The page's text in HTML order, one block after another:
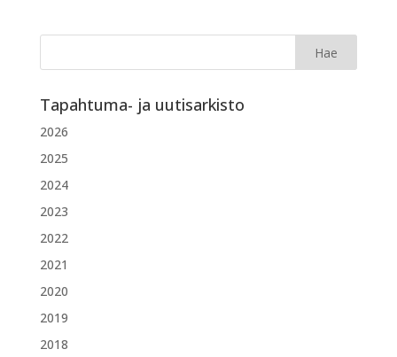
Tapahtuma- ja uutisarkisto
2026
2025
2024
2023
2022
2021
2020
2019
2018